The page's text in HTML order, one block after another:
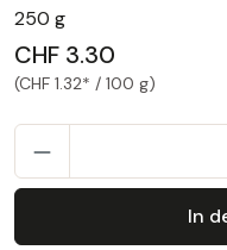
250 g
CHF 3.30
(CHF 1.32* / 100 g)
In